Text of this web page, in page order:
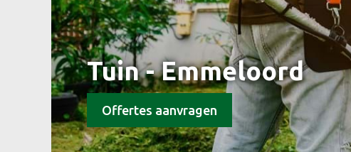
Tuin - Emmeloord
Offertes aanvragen